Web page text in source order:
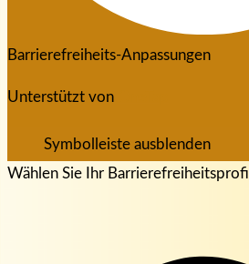
Barrierefreiheits-Anpassungen
Unterstützt von
Symbolleiste ausblenden
Wählen Sie Ihr Barrierefreiheitsprofil